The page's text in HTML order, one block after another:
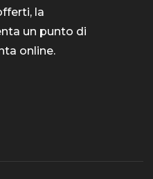
la
un punto di
online.